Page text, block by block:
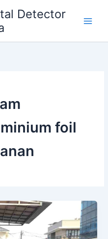
Detector
foil